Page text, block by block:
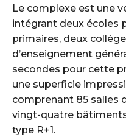
Le complexe est une
intégrant deux écoles
primaires, deux
d’enseignement
secondes pour cette
une superficie
comprenant 85 salles
vingt-quatre
type R+1.